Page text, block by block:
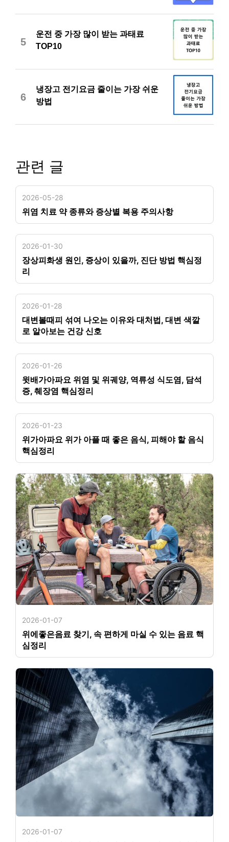
5
운전 중 가장 많이 받는 과태료
TOP10
6
냉장고 전기요금 줄이는 가장 쉬운
방법
관련 글
2026-05-28
위염 치료 약 종류와 증상별 복용 주의사항
2026-01-30
장상피화생 원인, 증상이 있을까, 진단 방법 핵심정
리
2026-01-28
대변볼때피 섞여 나오는 이유와 대처법, 대변 색깔
로 알아보는 건강 신호
2026-01-26
윗배가아파요 위염 및 위궤양, 역류성 식도염, 담석
증, 췌장염 핵심정리
2026-01-23
위가아파요 위가 아플 때 좋은 음식, 피해야 할 음식
핵심정리
2026-01-07
위에좋은음료 찾기, 속 편하게 마실 수 있는 음료 핵
심정리
2026-01-07